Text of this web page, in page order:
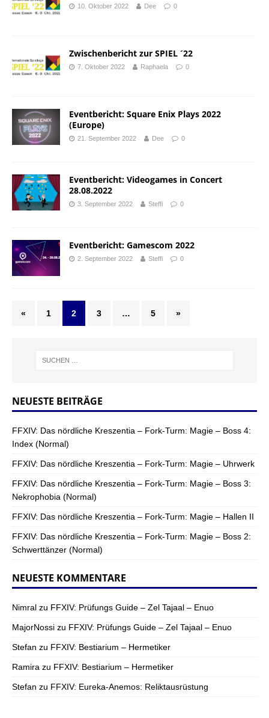
10. Oktober 2022 Dee 0
Zwischenbericht zur SPIEL ´22
7. Oktober 2022 Raphaela 0
Eventbericht: Square Enix Plays 2022
(Europe)
21. September 2022 Dee 0
Eventbericht: Videogames in Concert
28.08.2022
3. September 2022 Steffi 0
Eventbericht: Gamescom 2022
2. September 2022 Steffi 0
« 1 2 3 … 5 »
NEUESTE BEITRÄGE
FFXIV: Das nördliche Kreszentia – Fork-Turm: Magie – Boss 4:
Index (Normal)
FFXIV: Das nördliche Kreszentia – Fork-Turm: Magie – Uhrwerk
FFXIV: Das nördliche Kreszentia – Fork-Turm: Magie – Boss 3:
Nekrophobia (Normal)
FFXIV: Das nördliche Kreszentia – Fork-Turm: Magie – Hallen II
FFXIV: Das nördliche Kreszentia – Fork-Turm: Magie – Boss 2:
Schwerttänzer (Normal)
NEUESTE KOMMENTARE
Nimral zu FFXIV: Prüfungs Guide – Zel Tajaal – Enuo
MajorNossi zu FFXIV: Prüfungs Guide – Zel Tajaal – Enuo
Stefan zu FFXIV: Bestiarium – Hermetiker
Ramira zu FFXIV: Bestiarium – Hermetiker
Stefan zu FFXIV: Eureka-Anemos: Reliktausrüstung